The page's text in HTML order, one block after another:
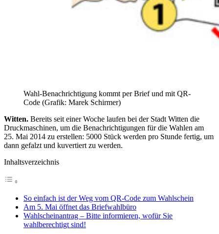
Wahl-Benachrichtigung kommt per Brief und mit QR-
Code (Grafik: Marek Schirmer)
Witten. Bereits seit einer Woche laufen bei der Stadt Witten die
Druckmaschinen, um die Benachrichtigungen für die Wahlen am
25. Mai 2014 zu erstellen: 5000 Stück werden pro Stunde fertig, um
dann gefalzt und kuvertiert zu werden.
Inhaltsverzeichnis
So einfach ist der Weg vom QR-Code zum Wahlschein
Am 5. Mai öffnet das Briefwahlbüro
Wahlscheinantrag – Bitte informieren, wofür Sie
wahlberechtigt sind!